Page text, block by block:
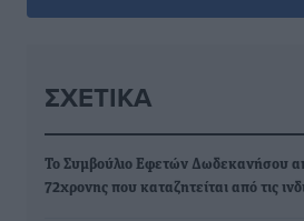
ΣΧΕΤΙΚΆ
Το Συμβούλιο Εφετών Δωδεκανήσου
72χρονης που καταζητείται από τις